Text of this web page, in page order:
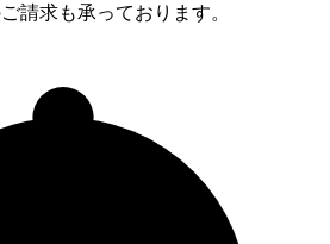
請求も承っております。